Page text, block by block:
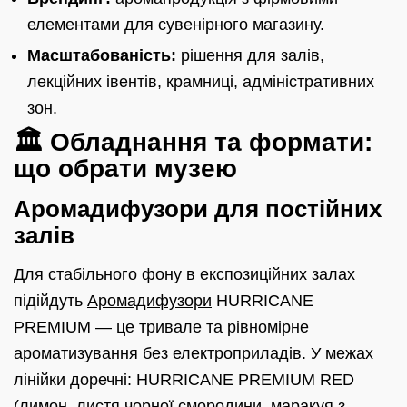
елементами для сувенірного магазину.
Масштабованість: рішення для залів,
лекційних івентів, крамниці, адміністративних
зон.
🏛️ Обладнання та формати:
що обрати музею
Аромадифузори для постійних
залів
Для стабільного фону в експозиційних залах
підійдуть Аромадифузори HURRICANE
PREMIUM — це тривале та рівномірне
ароматизування без електроприладів. У межах
лінійки доречні: HURRICANE PREMIUM RED